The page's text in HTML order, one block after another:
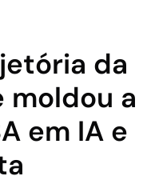
da
moldou a
em IA e